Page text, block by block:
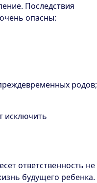
Последствия
опасны:
родов;
исключить
ответственность не
будущего ребенка.